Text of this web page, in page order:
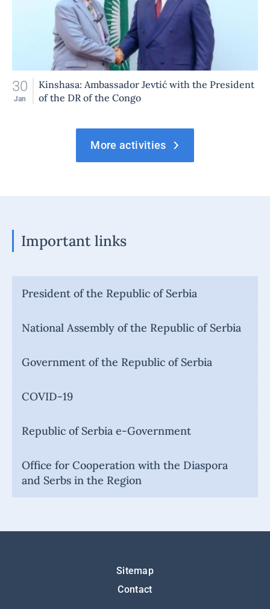
30
Jan
Kinshasa: Ambassador Jevtić with the President
of the DR of the Congo
More activities
Important links
President of the Republic of Serbia
National Assembly of the Republic of Serbia
Government of the Republic of Serbia
COVID-19
Republic of Serbia e-Government
Office for Cooperation with the Diaspora
and Serbs in the Region
Sitemap
Contact